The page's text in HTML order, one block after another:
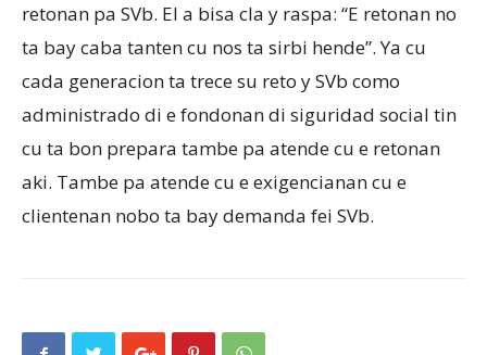
retonan pa SVb. El a bisa cla y raspa: “E retonan no
ta bay caba tanten cu nos ta sirbi hende”. Ya cu
cada generacion ta trece su reto y SVb como
administrado di e fondonan di siguridad social tin
cu ta bon prepara tambe pa atende cu e retonan
aki. Tambe pa atende cu e exigencianan cu e
clientenan nobo ta bay demanda fei SVb.